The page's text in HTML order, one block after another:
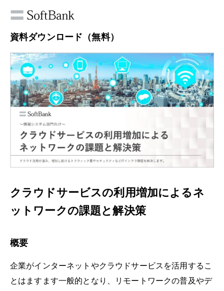
資料ダウンロード（無料）
クラウドサービスの利用増加によるネ
ットワークの課題と解決策
概要
企業がインターネットやクラウドサービスを活用するこ
とはますます一般的となり、リモートワークの普及やデ